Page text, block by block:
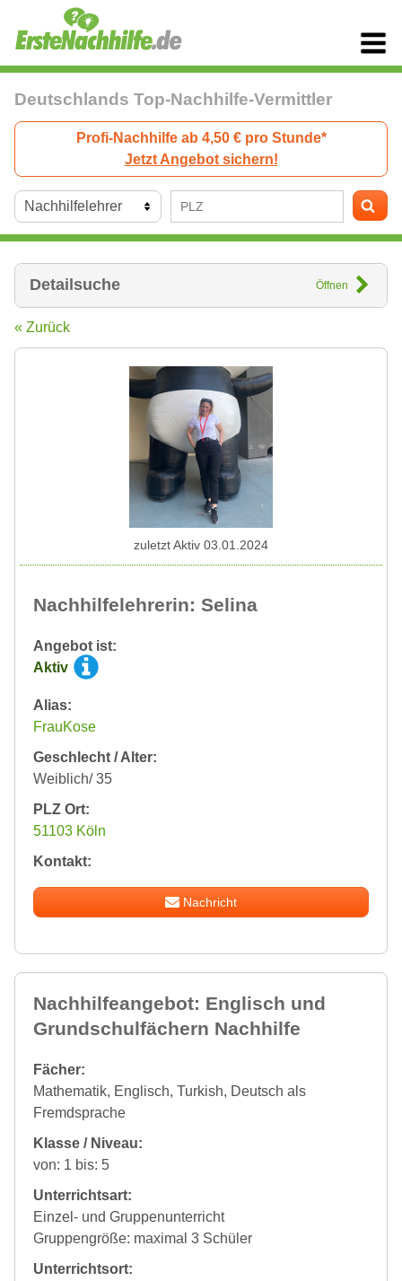
Deutschlands Top-Nachhilfe-Vermittler
Profi-Nachhilfe ab 4,50 € pro Stunde*
Jetzt Angebot sichern!
Detailsuche Öffnen
« Zurück
Nachhilfelehrerin: Selina
Angebot ist:
Aktiv
Alias:
FrauKose
Geschlecht / Alter:
Weiblich/ 35
PLZ Ort:
51103 Köln
Kontakt:
Nachricht
zuletzt Aktiv 03.01.2024
Nachhilfeangebot: Englisch und
Grundschulfächern Nachhilfe
Fächer:
Mathematik, Englisch, Turkish, Deutsch als
Fremdsprache
Klasse / Niveau:
von: 1 bis: 5
Unterrichtsart:
Einzel- und Gruppenunterricht
Gruppengröße: maximal 3 Schüler
Unterrichtsort: